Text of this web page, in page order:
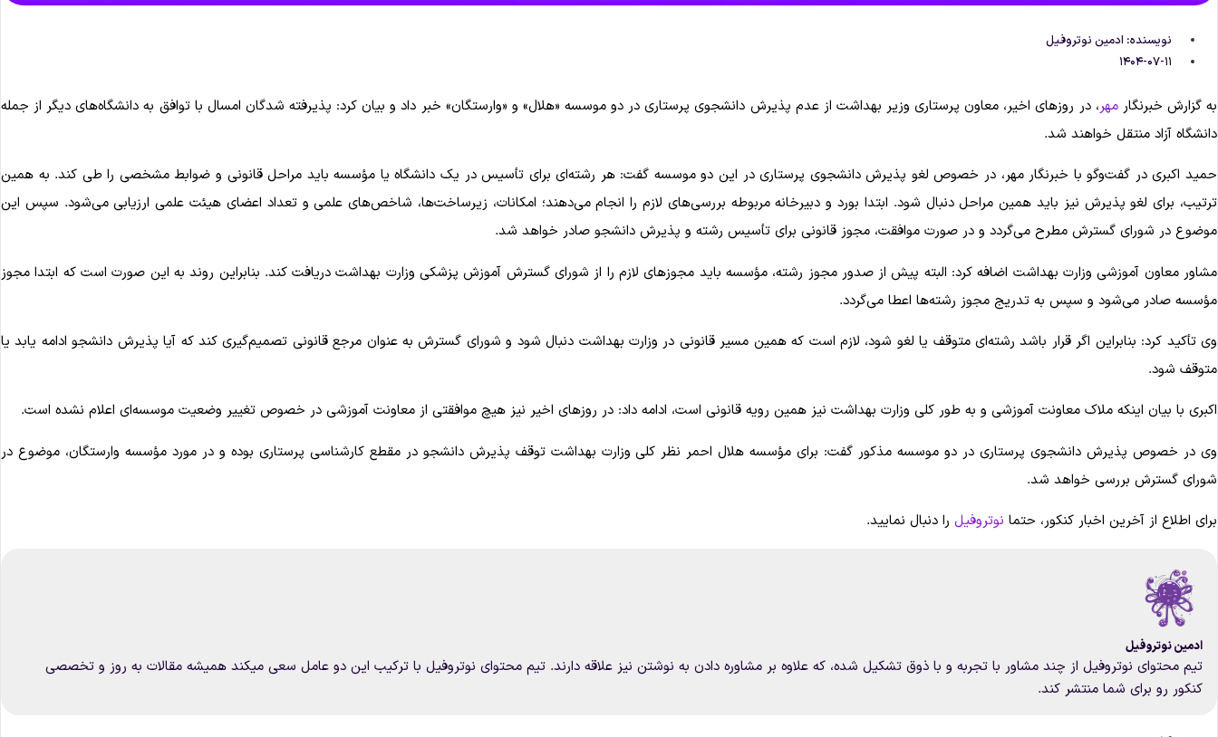
نویسنده: ادمین نوتروفیل
۱۴۰۴-۰۷-۱۱
به گزارش خبرنگارمهر، در روزهای اخیر، معاون پرستاری وزیر بهداشت از عدم پذیرش دانشجوی پرستاری در دو موسسه «هلال» و «وارستگان» خبر داد و بیان کرد: پذیرفته ‌شدگان امسال با توافق به دانشگاه‌های دیگر از جمله
دانشگاه آزاد منتقل خواهند شد.
حمید اکبری در گفت‌وگو با خبرنگار مهر، در خصوص لغو پذیرش دانشجوی پرستاری در این دو موسسه گفت: هر رشته‌ای برای تأسیس در یک دانشگاه یا مؤسسه باید مراحل قانونی و ضوابط مشخصی را طی کند. به همین
ترتیب، برای لغو پذیرش نیز باید همین مراحل دنبال شود. ابتدا بورد و دبیرخانه مربوطه بررسی‌های لازم را انجام می‌دهند؛ امکانات، زیرساخت‌ها، شاخص‌های علمی و تعداد اعضای هیئت علمی ارزیابی می‌شود. سپس این
موضوع در شورای گسترش مطرح می‌گردد و در صورت موافقت، مجوز قانونی برای تأسیس رشته و پذیرش دانشجو صادر خواهد شد.
مشاور معاون آموزشی وزارت بهداشت اضافه کرد: البته پیش از صدور مجوز رشته، مؤسسه باید مجوزهای لازم را از شورای گسترش آموزش پزشکی وزارت بهداشت دریافت کند. بنابراین روند به این صورت است که ابتدا مجوز
مؤسسه صادر می‌شود و سپس به تدریج مجوز رشته‌ها اعطا می‌گردد.
وی تأکید کرد: بنابراین اگر قرار باشد رشته‌ای متوقف یا لغو شود، لازم است که همین مسیر قانونی در وزارت بهداشت دنبال شود و شورای گسترش به عنوان مرجع قانونی تصمیم‌گیری کند که آیا پذیرش دانشجو ادامه یابد یا
متوقف شود.
اکبری با بیان اینکه ملاک معاونت آموزشی و به طور کلی وزارت بهداشت نیز همین رویه قانونی است، ادامه داد: در روزهای اخیر نیز هیچ موافقتی از معاونت آموزشی در خصوص تغییر وضعیت موسسه‌ای اعلام نشده است.
وی در خصوص پذیرش دانشجوی پرستاری در دو موسسه مذکور گفت: برای مؤسسه هلال احمر نظر کلی وزارت بهداشت توقف پذیرش دانشجو در مقطع کارشناسی پرستاری بوده و در مورد مؤسسه وارستگان، موضوع در
شورای گسترش بررسی خواهد شد.
برای اطلاع از آخرین اخبار کنکور، حتما نوتروفیل را دنبال نمایید.
ادمین نوتروفیل
تیم محتوای نوتروفیل از چند مشاور با تجربه و با ذوق تشکیل شده، که علاوه بر مشاوره دادن به نوشتن نیز علاقه دارند. تیم محتوای نوتروفیل با ترکیب این دو عامل سعی میکند همیشه مقالات به روز و تخصصی
کنکور رو برای شما منتشر کند.